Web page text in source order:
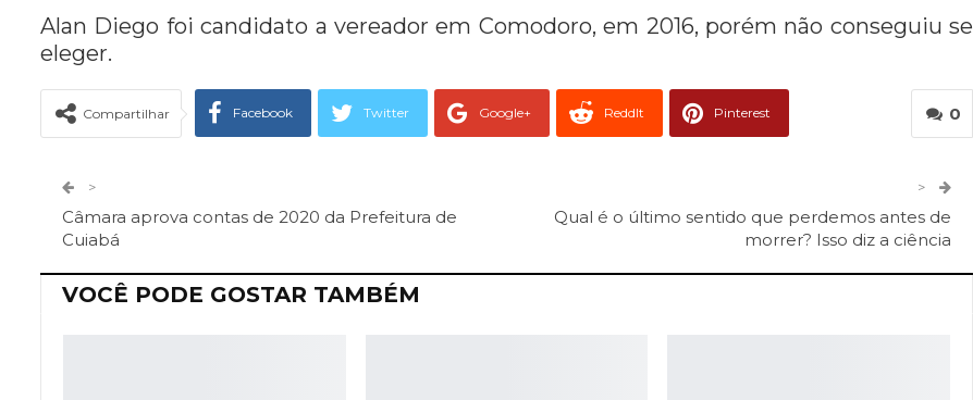
Alan Diego foi candidato a vereador em Comodoro, em 2016, porém não conseguiu se
eleger.
0
Compartilhar Facebook Twitter Google+ ReddIt Pinterest
>
Câmara aprova contas de 2020 da Prefeitura de
Cuiabá
>
Qual é o último sentido que perdemos antes de
morrer? Isso diz a ciência
VOCÊ PODE GOSTAR TAMBÉM